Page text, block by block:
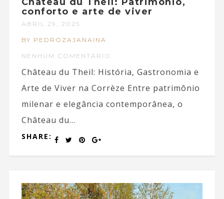
conforto e arte de viver
ABRIL 29, 2025
BY PEDROZAJANAINA
NENHUM COMENTÁRIO
Château du Theil: História, Gastronomia e
Arte de Viver na Corrèze Entre patrimônio
milenar e elegância contemporânea, o
Château du...
SHARE: